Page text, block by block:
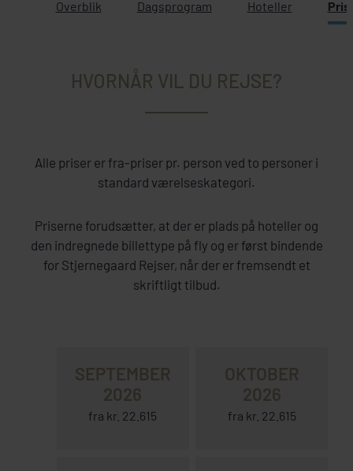
Overblik Dagsprogram Hoteller
HVORNÅR VIL DU REJSE?
Alle priser er fra-priser pr. person ved to personer i
standard værelseskategori.
Priserne forudsætter, at der er plads på hoteller og
den indregnede billettype på fly og er først bindende
for Stjernegaard Rejser, når der er fremsendt et
skriftligt tilbud.
SEPTEMBER
2026
fra kr. 22.615
OKTOBER
2026
fra kr. 22.615